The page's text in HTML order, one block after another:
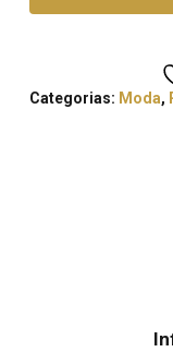
Categorias: Moda,